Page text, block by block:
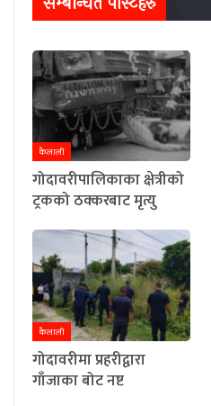
कैलाली
गोदावरीपालिकाका क्षेत्रीको
ट्रकको ठक्करबाट मृत्यु
कैलाली
गोदावरीमा प्रहरीद्वारा
गाँजाका बोट नष्ट